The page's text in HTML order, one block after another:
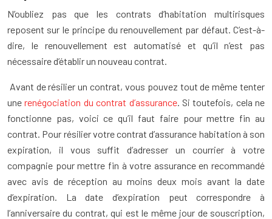
N’oubliez pas que les contrats d’habitation multirisques
reposent sur le principe du renouvellement par défaut. C’est-à-
dire, le renouvellement est automatisé et qu’il n’est pas
nécessaire d’établir un nouveau contrat.
Avant de résilier un contrat, vous pouvez tout de même tenter
unerenégociation du contrat d’assurance. Si toutefois, cela ne
fonctionne pas, voici ce qu’il faut faire pour mettre fin au
contrat. Pour résilier votre contrat d’assurance habitation à son
expiration, il vous suffit d’adresser un courrier à votre
compagnie pour mettre fin à votre assurance en recommandé
avec avis de réception au moins deux mois avant la date
d’expiration. La date d’expiration peut correspondre à
l’anniversaire du contrat, qui est le même jour de souscription,